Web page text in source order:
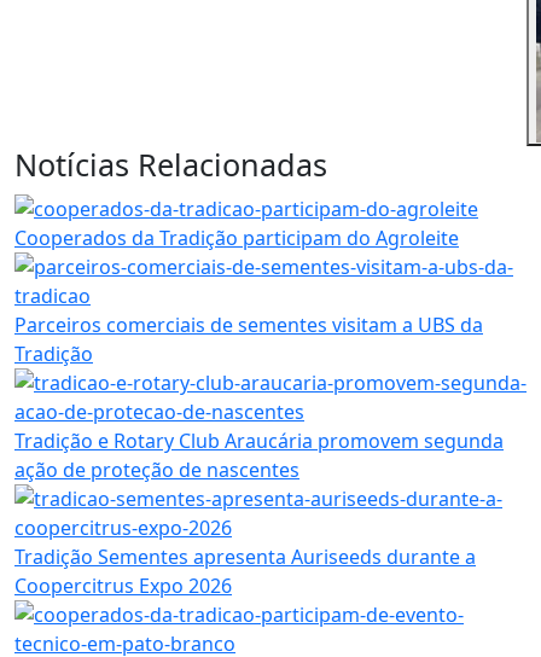
Notícias Relacionadas
Cooperados da Tradição participam do Agroleite
Parceiros comerciais de sementes visitam a UBS da
Tradição
Tradição e Rotary Club Araucária promovem segunda
ação de proteção de nascentes
Tradição Sementes apresenta Auriseeds durante a
Coopercitrus Expo 2026